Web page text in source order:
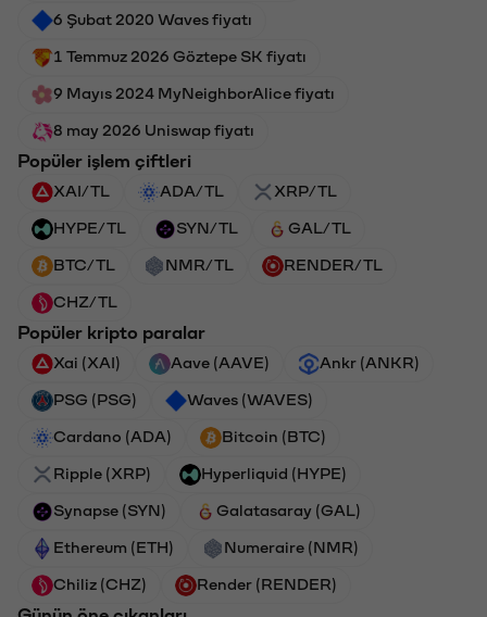
6 Şubat 2020 Waves fiyatı
1 Temmuz 2026 Göztepe SK fiyatı
9 Mayıs 2024 MyNeighborAlice fiyatı
8 may 2026 Uniswap fiyatı
Popüler işlem çiftleri
XAI/TL ADA/TL XRP/TL
HYPE/TL SYN/TL GAL/TL
BTC/TL NMR/TL RENDER/TL
CHZ/TL
Popüler kripto paralar
Xai (XAI) Aave (AAVE) Ankr (ANKR)
PSG (PSG) Waves (WAVES)
Cardano (ADA) Bitcoin (BTC)
Ripple (XRP) Hyperliquid (HYPE)
Synapse (SYN) Galatasaray (GAL)
Ethereum (ETH) Numeraire (NMR)
Chiliz (CHZ) Render (RENDER)
Günün öne çıkanları